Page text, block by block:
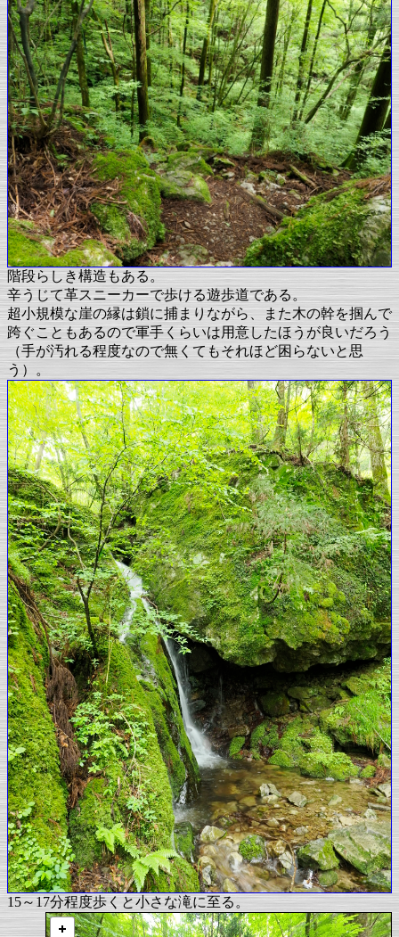
階段らしき構造もある。
辛うじて革スニーカーで歩ける遊歩道である。
超小規模な崖の縁は鎖に捕まりながら、また木の幹を掴んで
跨ぐこともあるので軍手くらいは用意したほうが良いだろう
（手が汚れる程度なので無くてもそれほど困らないと思
う）。
15～17分程度歩くと小さな滝に至る。